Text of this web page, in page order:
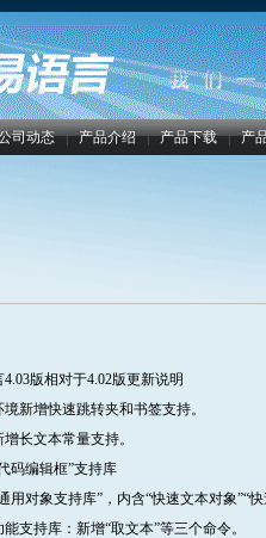
司动态 | 产品介绍 | 产品下载 | 产
版相对于4.02版更新说明
新增快速跳转夹和书签支持。
长文本常量支持。
码编辑框”支持库
用对象支持库”，内含“快速文本对象”“快
支持库：新增“取文本”等三个命令。